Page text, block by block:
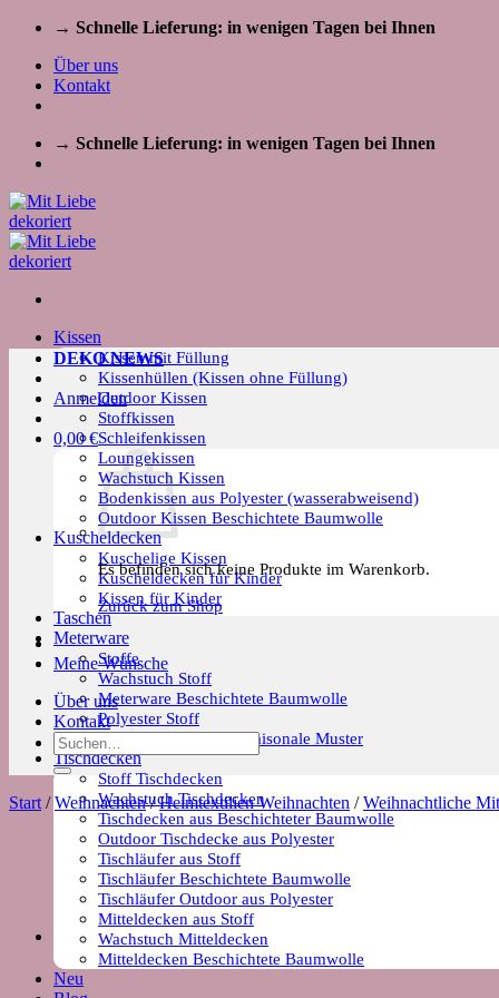
Zum
springen
→ Schnelle Lieferung: in wenigen Tagen bei Ihnen
Über uns
Kontakt
→ Schnelle Lieferung: in wenigen Tagen bei Ihnen
Kissen
Kissen mit Füllung
Kissenhüllen (Kissen ohne Füllung)
Outdoor Kissen
Stoffkissen
Schleifenkissen
Loungekissen
Wachstuch Kissen
Bodenkissen aus Polyester (wasserabweisend)
Outdoor Kissen Beschichtete Baumwolle
Kuscheldecken
Kuschelige Kissen
Kuscheldecken für Kinder
Kissen für Kinder
Taschen
Meterware
Stoffe
Wachstuch Stoff
Meterware Beschichtete Baumwolle
Polyester Stoff
Meterware Trends & Saisonale Muster
Tischdecken
Stoff Tischdecken
Wachstuch Tischdecken
Tischdecken aus Beschichteter Baumwolle
Outdoor Tischdecke aus Polyester
Tischläufer aus Stoff
Tischläufer Beschichtete Baumwolle
Tischläufer Outdoor aus Polyester
Mitteldecken aus Stoff
Wachstuch Mitteldecken
Mitteldecken Beschichtete Baumwolle
Neu
DEKO NEWS
Anmelden
0,00€
Es befinden sich keine Produkte im Warenkorb.
Zurück zum Shop
Meine Wünsche
Über uns
Kontakt
Suchen
nach:
Start / Weihnachten / Heimtextilien Weihnachten / Weihnachtliche